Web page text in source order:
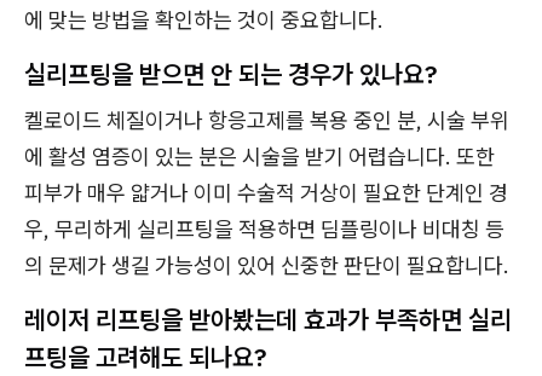
에 맞는 방법을 확인하는 것이 중요합니다.
실리프팅을 받으면 안 되는 경우가 있나요?
켈로이드 체질이거나 항응고제를 복용 중인 분, 시술 부위
에 활성 염증이 있는 분은 시술을 받기 어렵습니다. 또한
피부가 매우 얇거나 이미 수술적 거상이 필요한 단계인 경
우, 무리하게 실리프팅을 적용하면 딤플링이나 비대칭 등
의 문제가 생길 가능성이 있어 신중한 판단이 필요합니다.
레이저 리프팅을 받아봤는데 효과가 부족하면 실리
프팅을 고려해도 되나요?